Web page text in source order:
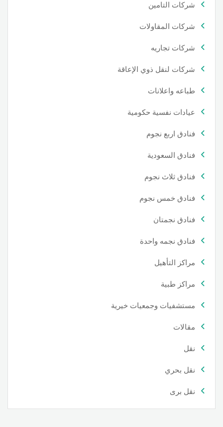
شركات التامين
شركات المقاولات
شركات تجاريه
شركات لنقل ذوي الإعاقة
طباعه واعلانات
عيادات نفسية حكومية
فنادق اربع نجوم
فنادق السعودية
فنادق ثلاث نجوم
فنادق خمس نجوم
فنادق نجمتان
فنادق نجمه واحدة
مراكز التأهيل
مراكز طبية
مستشفيات وجمعيات خيرية
مقالات
نقل
نقل بحري
نقل برى